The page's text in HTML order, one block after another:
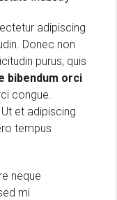
adipiscing
Donec non
purus, quis
bibendum orci
congue.
et adipiscing
tempus
neque
mi